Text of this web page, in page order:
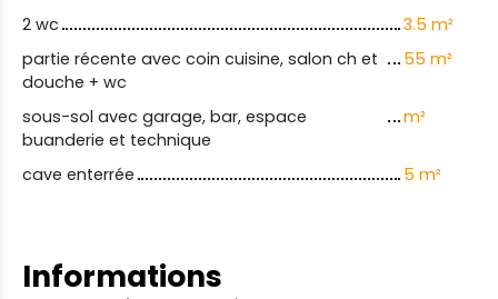
2 wc
3.5 m²
partie récente avec coin cuisine, salon ch et
douche + wc
55 m²
sous-sol avec garage, bar, espace
buanderie et technique
m²
cave enterrée 5 m²
Informations